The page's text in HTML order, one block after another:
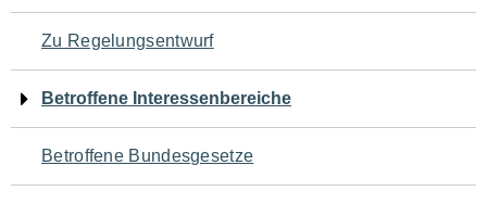
für
den
Seiteninhalt
Zu Regelungsentwurf
Betroffene Interessenbereiche
Betroffene Bundesgesetze